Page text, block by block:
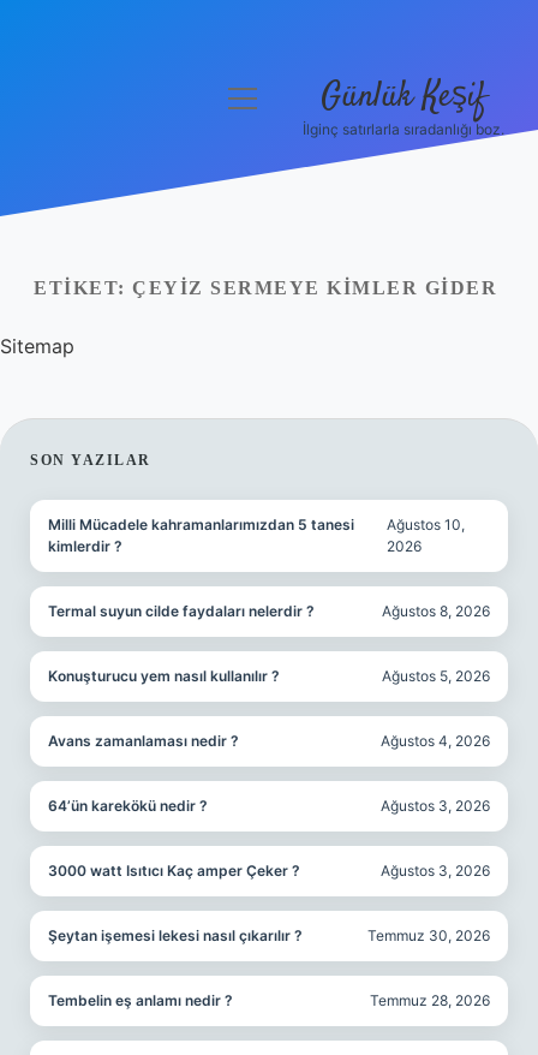
Yasal Uyarı
Hakkımızda
menüyü
Günlük Keşif
İlginç satırlarla sıradanlığı boz.
ETIKET: ÇEYIZ SERMEYE KIMLER GIDER
Sitemap
SIDEBAR
SON YAZILAR
Milli Mücadele kahramanlarımızdan 5 tanesi
kimlerdir ?
Ağustos 10,
2026
Termal suyun cilde faydaları nelerdir ? Ağustos 8, 2026
Konuşturucu yem nasıl kullanılır ? Ağustos 5, 2026
Avans zamanlaması nedir ? Ağustos 4, 2026
64’ün karekökü nedir ? Ağustos 3, 2026
3000 watt Isıtıcı Kaç amper Çeker ? Ağustos 3, 2026
Şeytan işemesi lekesi nasıl çıkarılır ? Temmuz 30, 2026
Tembelin eş anlamı nedir ? Temmuz 28, 2026